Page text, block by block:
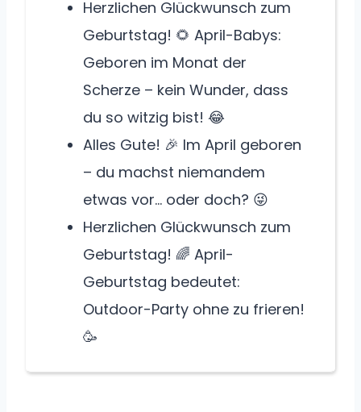
Herzlichen Glückwunsch zum
Geburtstag! 🌻 April-Babys:
Geboren im Monat der
Scherze – kein Wunder, dass
du so witzig bist! 😂
Alles Gute! 🎉 Im April geboren
– du machst niemandem
etwas vor… oder doch? 😜
Herzlichen Glückwunsch zum
Geburtstag! 🌈 April-
Geburtstag bedeutet:
Outdoor-Party ohne zu frieren!
🥳